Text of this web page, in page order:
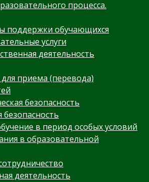
процесса.
поддержки обучающихся
услуги
деятельность
приема (перевода)
безопасность
в период особых условий
в образовательной
деятельность